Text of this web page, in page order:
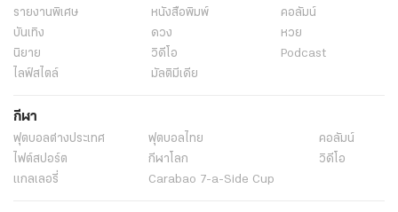
รายงานพิเศษ หนังสือพิมพ์
คอลัมน์
บันเทิง
ดวง
หวย
นิยาย
วิดีโอ
Podcast
ไลฟ์สไตล์
มัลติมีเดีย
กีฬา
ฟุตบอลต่่างประเทศ ฟุตบอลไทย
คอลัมน์
ไฟต์สปอร์ต
กีฬาโลก
วิดีโอ
แกลเลอรี่
Carabao 7-a-Side Cup